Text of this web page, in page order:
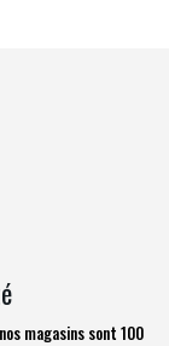
magasins sont 100